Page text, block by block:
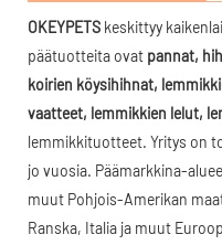
OKEYPETS keskittyy
päätuotteita ovat pannat,
koirien köysihihnat,
vaatteet, lemmikkien lelut,
lemmikkituotteet. Yritys on
jo vuosia. Päämarkkina-
muut Pohjois-Amerikan
Ranska, Italia ja muut